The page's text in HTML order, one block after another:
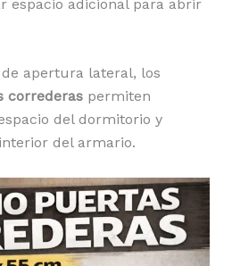
espacio adicional para abrir
apertura lateral, los
correderaspermiten
del dormitorio y
del armario.